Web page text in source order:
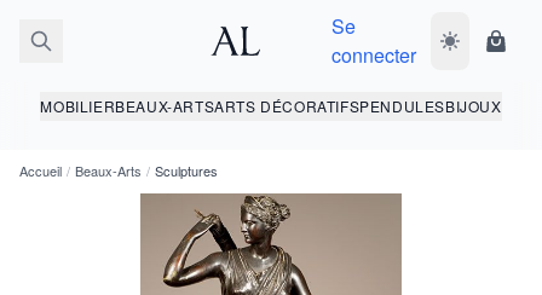
Se
connecter
Basculer le
MOBILIERBEAUX-ARTSARTS DÉCORATIFSPENDULESBIJOUX
Accueil / Beaux-Arts / Sculptures